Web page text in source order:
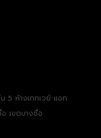
5 ห้างเกทเวย์ แอท
เขตบางซื่อ